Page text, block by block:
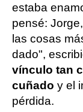
estaba
pensé:
las cosas
dado",
vínculo tan
cuñado y el
pérdida.